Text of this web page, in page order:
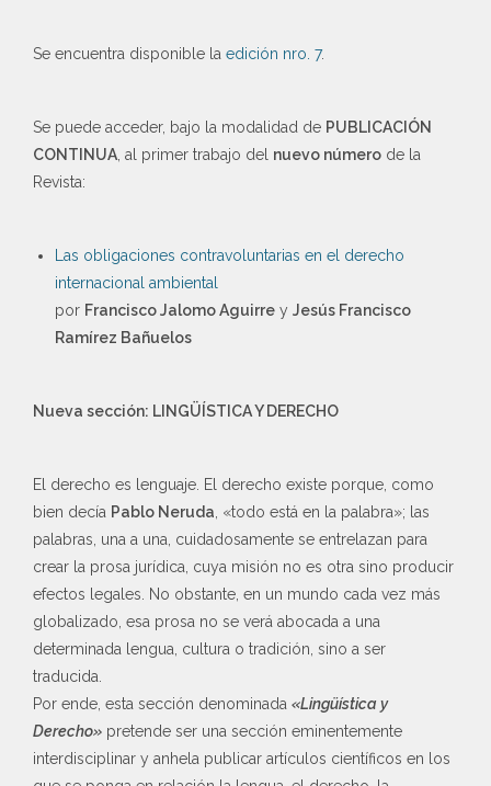
Se encuentra disponible la edición nro. 7.
Se puede acceder, bajo la modalidad de PUBLICACIÓN
CONTINUA , al primer trabajo del nuevo número de la
Revista:
Las obligaciones contravoluntarias en el derecho
internacional ambiental
por Francisco Jalomo Aguirre y Jesús Francisco
Ramírez Bañuelos
Nueva sección: LINGÜÍSTICA Y DERECHO
El derecho es lenguaje. El derecho existe porque, como
bien decía Pablo Neruda , «todo está en la palabra»; las
palabras, una a una, cuidadosamente se entrelazan para
crear la prosa jurídica, cuya misión no es otra sino producir
efectos legales. No obstante, en un mundo cada vez más
globalizado, esa prosa no se verá abocada a una
determinada lengua, cultura o tradición, sino a ser
traducida.
Por ende, esta sección denominada «Lingüística y
Derecho» pretende ser una sección eminentemente
interdisciplinar y anhela publicar artículos científicos en los